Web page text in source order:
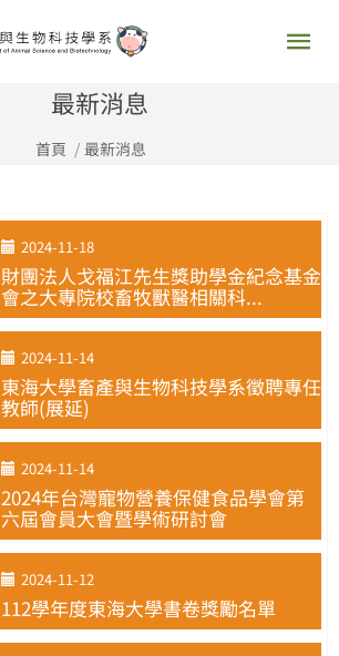
主
最新消息
首頁 最新消息
2024-11-18
財團法人戈福江先生獎助學金紀念基金
會之大專院校畜牧獸醫相關科...
2024-11-14
東海大學畜產與生物科技學系徵聘專任
教師(展延)
2024-11-14
2024年台灣寵物營養保健食品學會第
六屆會員大會暨學術研討會
2024-11-12
112學年度東海大學書卷獎勵名單